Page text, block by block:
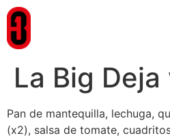
La Big Deja
Pan de mantequilla, lechuga,
(x2), salsa de tomate,